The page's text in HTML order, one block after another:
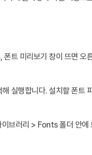
트 미리보기 창이 뜨면
행합니다. 설치할 폰트
브러리 > Fonts 폴더 안에